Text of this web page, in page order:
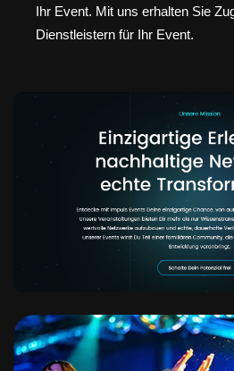
Ihr Event. Mit uns erhalten Sie
Dienstleistern für Ihr Event.